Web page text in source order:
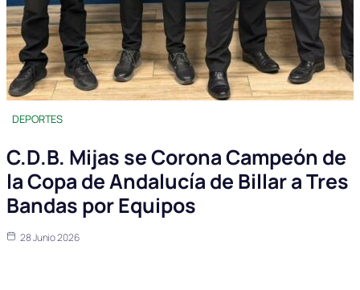
DEPORTES
C.D.B. Mijas se Corona Campeón de
la Copa de Andalucía de Billar a Tres
Bandas por Equipos
28 Junio 2026